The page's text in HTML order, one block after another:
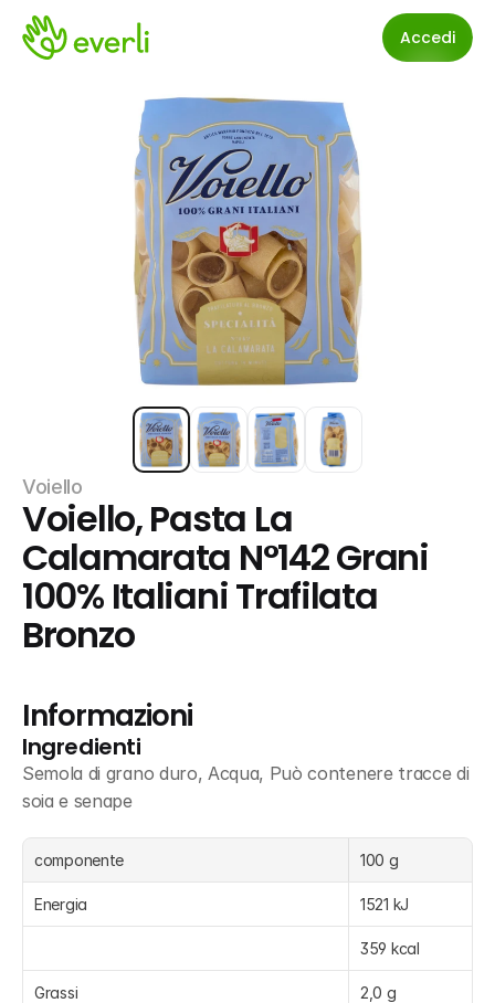
Accedi
Voiello
Voiello, Pasta La
Calamarata N°142 Grani
100% Italiani Trafilata
Bronzo
Informazioni
Ingredienti
Semola di grano duro, Acqua, Può contenere tracce di
soia e senape
componente 100 g
Energia 1521 kJ
359 kcal
Grassi 2,0 g